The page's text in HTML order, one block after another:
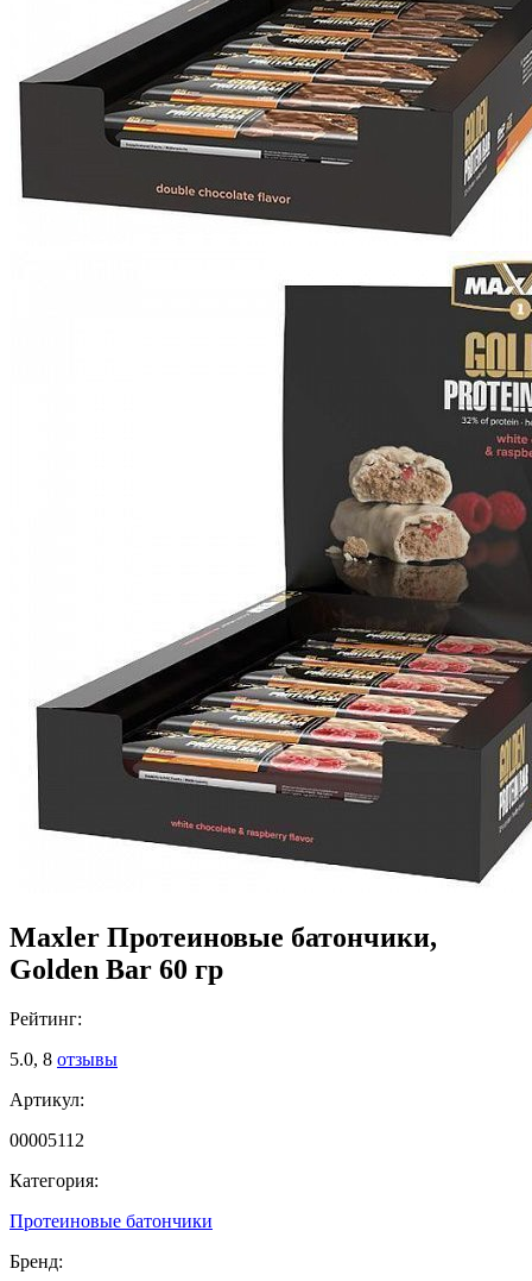
Maxler Протеиновые батончики,
Golden Bar 60 гр
Рейтинг:
5.0, 8 отзывы
Артикул:
00005112
Категория:
Протеиновые батончики
Бренд: